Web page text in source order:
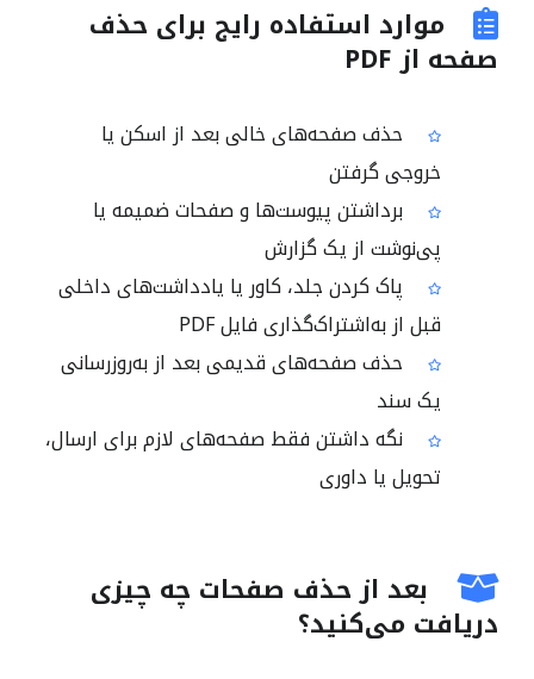
موارد استفاده رایج برای حذف
صفحه از PDF
حذف صفحه‌های خالی بعد از اسکن یا
خروجی گرفتن
برداشتن پیوست‌ها و صفحات ضمیمه یا
پی‌نوشت از یک گزارش
پاک کردن جلد، کاور یا یادداشت‌های داخلی
قبل از به‌اشتراک‌گذاری فایل PDF
حذف صفحه‌های قدیمی بعد از به‌روزرسانی
یک سند
نگه داشتن فقط صفحه‌های لازم برای ارسال،
تحویل یا داوری
بعد از حذف صفحات چه چیزی
دریافت می‌کنید؟